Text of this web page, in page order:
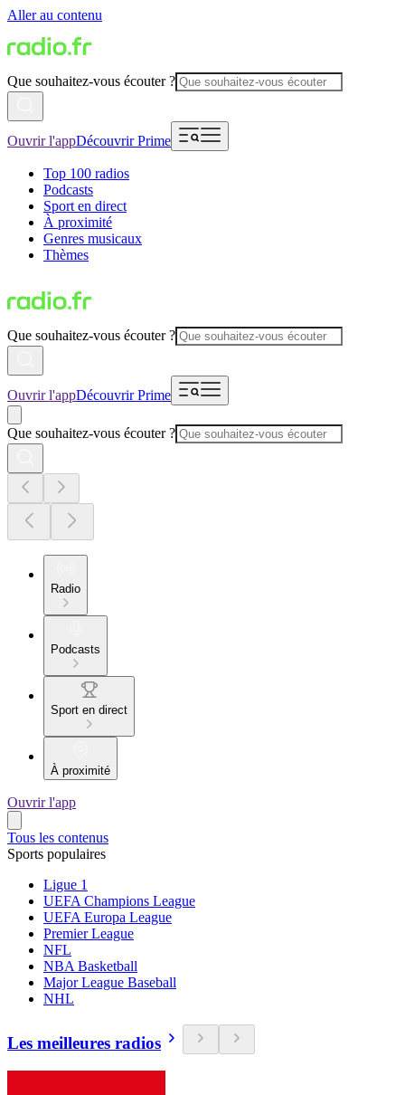
Aller au contenu
Que souhaitez-vous écouter ?
Ouvrir l'appDécouvrir Prime
Top 100 radios
Podcasts
Sport en direct
À proximité
Genres musicaux
Thèmes
Que souhaitez-vous écouter ?
Ouvrir l'appDécouvrir Prime
Que souhaitez-vous écouter ?
Radio
Podcasts
Sport en direct
À proximité
Ouvrir l'app
Tous les contenus
Sports populaires
Ligue 1
UEFA Champions League
UEFA Europa League
Premier League
NFL
NBA Basketball
Major League Baseball
NHL
Les meilleures radios